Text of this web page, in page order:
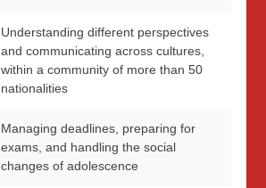
Understanding different perspectives
and communicating across cultures,
within a community of more than 50
nationalities
Managing deadlines, preparing for
exams, and handling the social
changes of adolescence